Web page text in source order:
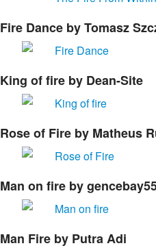
Fire Dance by Tomasz
King of fire by Dean-Site
Rose of Fire by Matheus
Man on fire by
Man Fire by Putra Adi